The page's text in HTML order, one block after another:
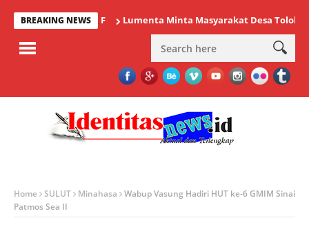
BREAKING NEWSLumenta Minta Masyarakat Desa Tolok
Home SULUT Minahasa
Wabup Vasung Hadiri HUT ke-6 GMIM Sinai
Patmos Sea II